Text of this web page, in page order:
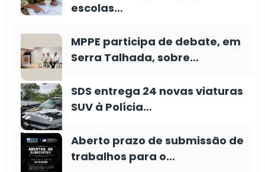
escolas…
MPPE participa de debate, em
Serra Talhada, sobre…
SDS entrega 24 novas viaturas
SUV à Polícia…
Aberto prazo de submissão de
trabalhos para o…